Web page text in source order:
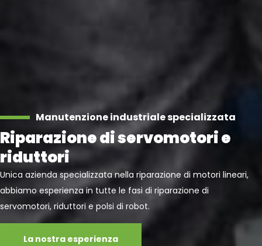
Manutenzione industriale specializzata
Riparazione di servomotori e
riduttori
Unica azienda specializzata nella riparazione di motori lineari,
abbiamo esperienza in tutte le fasi di riparazione di
servomotori, riduttori e polsi di robot.
La nostra esperienza